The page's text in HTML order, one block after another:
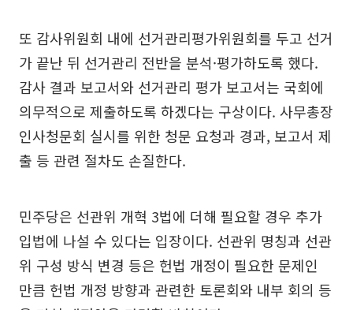
또 감사위원회 내에 선거관리평가위원회를 두고 선거
가 끝난 뒤 선거관리 전반을 분석·평가하도록 했다.
감사 결과 보고서와 선거관리 평가 보고서는 국회에
의무적으로 제출하도록 하겠다는 구상이다. 사무총장
인사청문회 실시를 위한 청문 요청과 경과, 보고서 제
출 등 관련 절차도 손질한다.
민주당은 선관위 개혁 3법에 더해 필요할 경우 추가
입법에 나설 수 있다는 입장이다. 선관위 명칭과 선관
위 구성 방식 변경 등은 헌법 개정이 필요한 문제인
만큼 헌법 개정 방향과 관련한 토론회와 내부 회의 등